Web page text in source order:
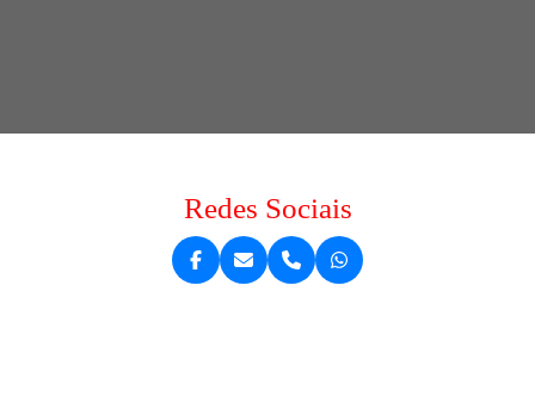
Redes Sociais